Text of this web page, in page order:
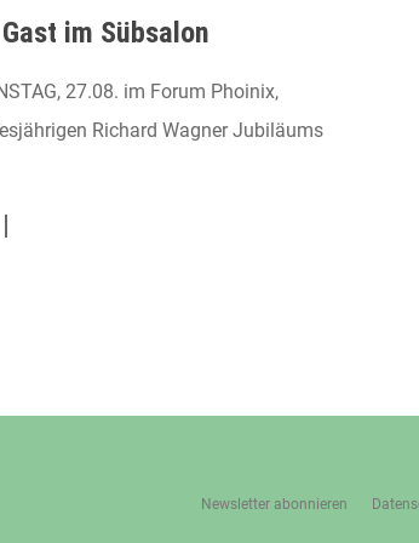
Gast im Sübsalon
27.08. im Forum Phoinix,
Richard Wagner Jubiläums
Newsletter abonnieren